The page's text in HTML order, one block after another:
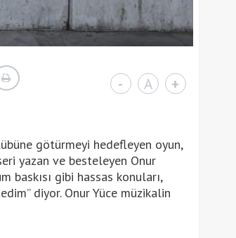
- A +
götürmeyi hedefleyen oyun,
yazan ve besteleyen Onur
baskısı gibi hassas konuları,
diyor. Onur Yüce müzikalin